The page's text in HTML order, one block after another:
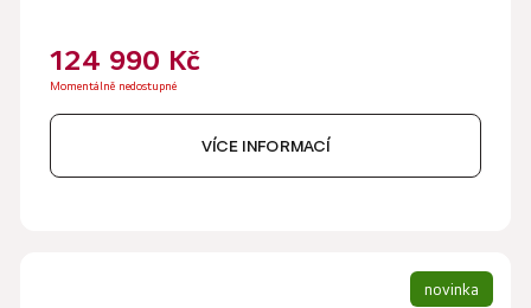
124 990 Kč
Momentálně nedostupné
VÍCE INFORMACÍ
novinka